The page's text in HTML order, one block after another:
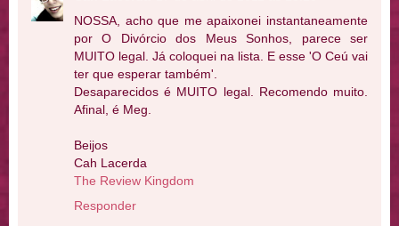
NOSSA, acho que me apaixonei instantaneamente
por O Divórcio dos Meus Sonhos, parece ser
MUITO legal. Já coloquei na lista. E esse 'O Ceú vai
ter que esperar também'.
Desaparecidos é MUITO legal. Recomendo muito.
Afinal, é Meg.
Beijos
Cah Lacerda
The Review Kingdom
Responder